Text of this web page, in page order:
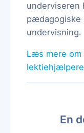
underviseren
pædagogiske
undervisning.
Læs mere om
lektiehjælpere
En